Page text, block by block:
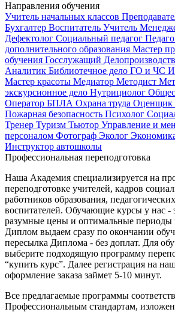
Направления обучения
Учитель начальных классов
Бухгалтер Воспитатель Учитель
Дефектолог Социальный педагог
дополнительного образования Мастер
обучения Госслужащий
Аналитик Библиотечное дело ГО и ЧС
Мастер красоты Медиатор Методист
экскурсионное дело Нутрициолог
Оператор БПЛА Охрана труда Оценщик
Пожарная безопасность Психолог
Тренер Туризм Тьютор Управление и
персоналом Фотограф Эколог
Инструктор автошколы
Профессиональная переподготовка
Наша Академия специализируется на
переподготовке учителей, кадров
работников образования,
воспитателей. Обучающие курсы у нас -
разумные цены и оптимальные периоды
Диплом выдаем сразу по окончании
пересылка Диплома - без доплат. Для
выберите подходящую программу
“купить курс”. Далее регистрация на
оформление заказа займет 5-10 минут.
Все предлагаемые программы
Профессиональным стандартам,